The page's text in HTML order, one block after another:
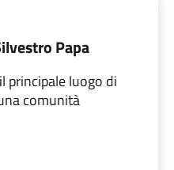
Papa
principale luogo di
comunità